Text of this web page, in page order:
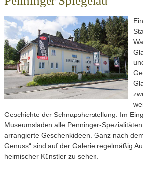
Geschichte der Schnapsherstellung. Im
Museumsladen alle Penninger-
arrangierte Geschenkideen. Ganz nach
Genuss“ sind auf der Galerie regelmäßig
heimischer Künstler zu sehen.